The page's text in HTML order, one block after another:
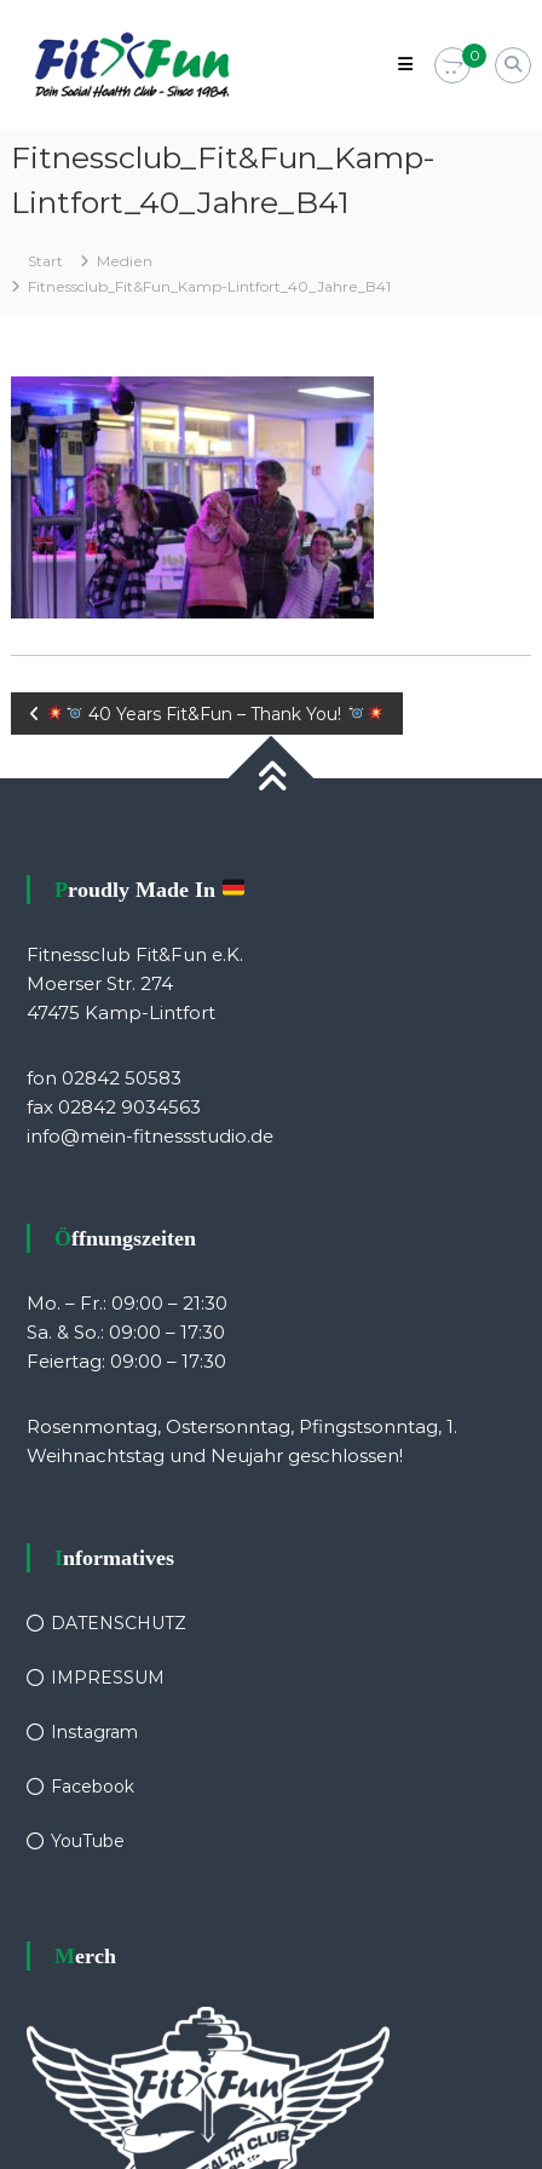
Inhalt
springen
Dein
in
Kamp-
Lintfort
Club
–
0
Fitnessclub_Fit&Fun_Kamp-
Lintfort_40_Jahre_B41
Start
Medien
Fitnessclub_Fit&Fun_Kamp-Lintfort_40_Jahre_B41
Beitragsnavigation
40 Years Fit&Fun – Thank You!
Proudly Made In
Fitnessclub Fit&Fun e.K.
Moerser Str. 274
47475 Kamp-Lintfort
fon 02842 50583
fax 02842 9034563
info@mein-fitnessstudio.de
Öffnungszeiten
Mo. – Fr.: 09:00 – 21:30
Sa. & So.: 09:00 – 17:30
Feiertag: 09:00 – 17:30
Rosenmontag, Ostersonntag, Pfingstsonntag, 1.
Weihnachtstag und Neujahr geschlossen!
Informatives
DATENSCHUTZ
IMPRESSUM
Instagram
Facebook
YouTube
Merch